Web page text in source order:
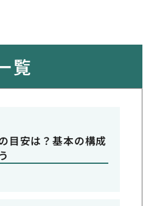
覧
目安は？基本の構成